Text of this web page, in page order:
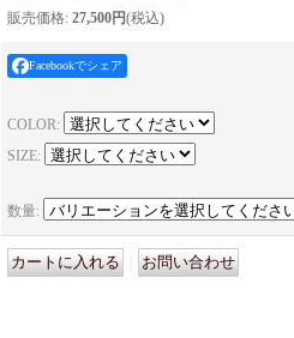
販売価格: 27,500円(税込)
Facebookでシェア
COLOR:
SIZE:
数量: